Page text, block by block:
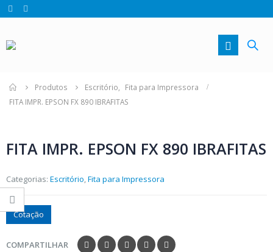
Produtos Escritório
Fita para Impressora
FITA IMPR. EPSON FX 890 IBRAFITAS
FITA IMPR. EPSON FX 890 IBRAFITAS
Categorias: Escritório,Fita para Impressora
Cotação
COMPARTILHAR